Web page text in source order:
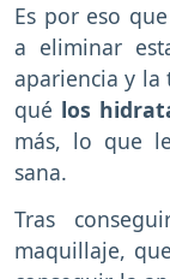
Es por eso
a eliminar
apariencia y la
qué los
más, lo que
sana.
Tras
maquillaje,